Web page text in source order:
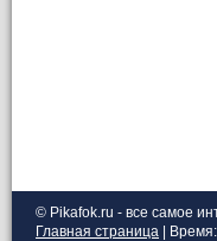
© Pikafok.ru - все самое
Главная страница |